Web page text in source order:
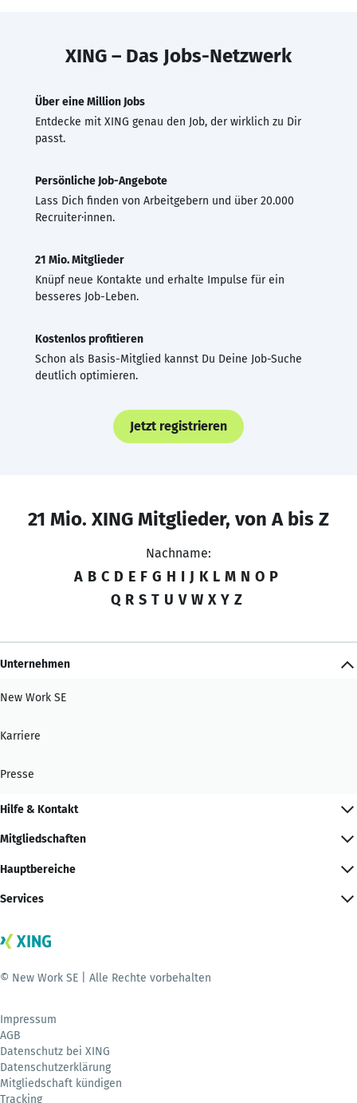
XING – Das Jobs-Netzwerk
Über eine Million Jobs
Entdecke mit XING genau den Job, der wirklich zu Dir
passt.
Persönliche Job-Angebote
Lass Dich finden von Arbeitgebern und über 20.000
Recruiter·innen.
21 Mio. Mitglieder
Knüpf neue Kontakte und erhalte Impulse für ein
besseres Job-Leben.
Kostenlos profitieren
Schon als Basis-Mitglied kannst Du Deine Job-Suche
deutlich optimieren.
Jetzt registrieren
21 Mio. XING Mitglieder, von A bis Z
Nachname:
A B C D E F G H I J K L M N O P
Q R S T U V W X Y Z
Unternehmen
New Work SE
Karriere
Presse
Hilfe & Kontakt
Mitgliedschaften
Hauptbereiche
Services
© New Work SE | Alle Rechte vorbehalten
Impressum
AGB
Datenschutz bei XING
Datenschutzerklärung
Mitgliedschaft kündigen
Tracking